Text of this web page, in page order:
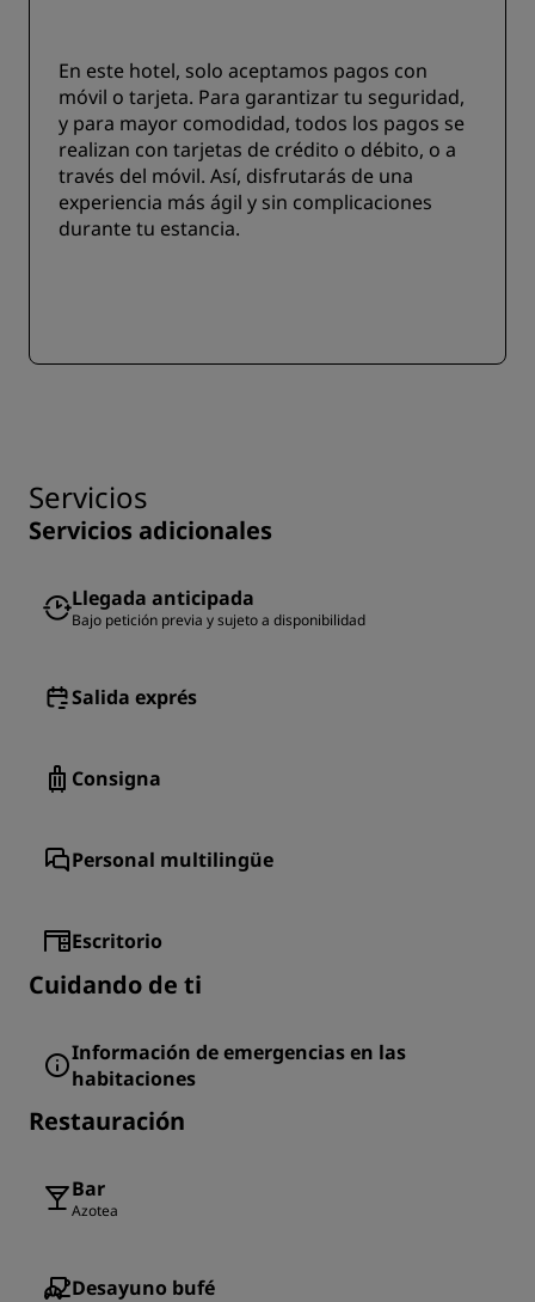
En este hotel, solo aceptamos pagos con
móvil o tarjeta. Para garantizar tu seguridad,
y para mayor comodidad, todos los pagos se
realizan con tarjetas de crédito o débito, o a
través del móvil. Así, disfrutarás de una
experiencia más ágil y sin complicaciones
durante tu estancia.
Servicios
Servicios adicionales
Llegada anticipada
Bajo petición previa y sujeto a disponibilidad
Salida exprés
Consigna
Personal multilingüe
Escritorio
Cuidando de ti
Información de emergencias en las
habitaciones
Restauración
Bar
Azotea
Desayuno bufé